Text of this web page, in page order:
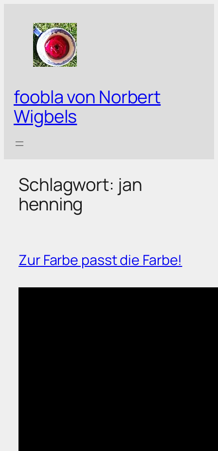
springen
foobla von Norbert
Wigbels
Schlagwort: jan
henning
Zur Farbe passt die Farbe!